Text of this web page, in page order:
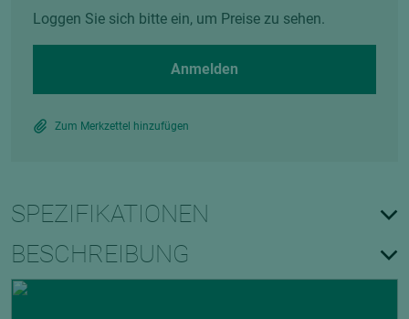
Loggen Sie sich bitte ein, um Preise zu sehen.
Anmelden
Zum Merkzettel hinzufügen
SPEZIFIKATIONEN
BESCHREIBUNG